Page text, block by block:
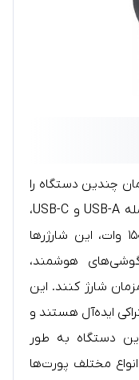
چندین دستگاه را
با انواع مختلف پورت‌های شارژ، از جمله USB-A و USB-C،
فراهم می‌کنند. با توان خروجی تا ۱۵۰ وات، این شارژرها
هوشمند،
شارژ کنند. این
ایده‌آل هستند و
دستگاه به طور
مختلف پورت‌ها